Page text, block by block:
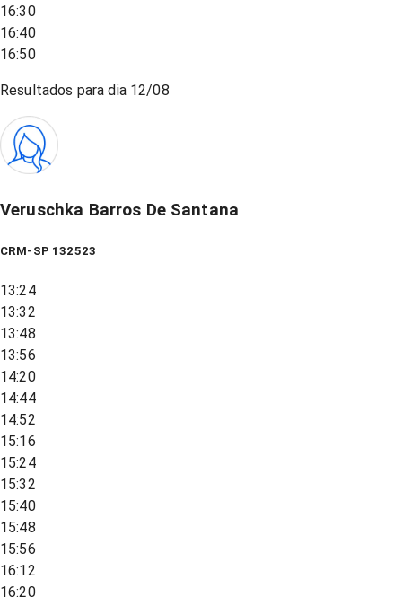
16:30
16:40
16:50
Resultados para dia 12/08
Veruschka Barros De Santana
CRM-SP 132523
13:24
13:32
13:48
13:56
14:20
14:44
14:52
15:16
15:24
15:32
15:40
15:48
15:56
16:12
16:20